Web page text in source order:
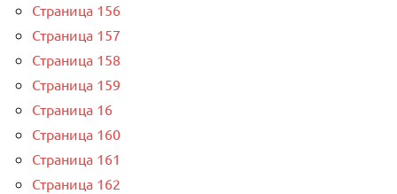
Страница 156
Страница 157
Страница 158
Страница 159
Страница 16
Страница 160
Страница 161
Страница 162